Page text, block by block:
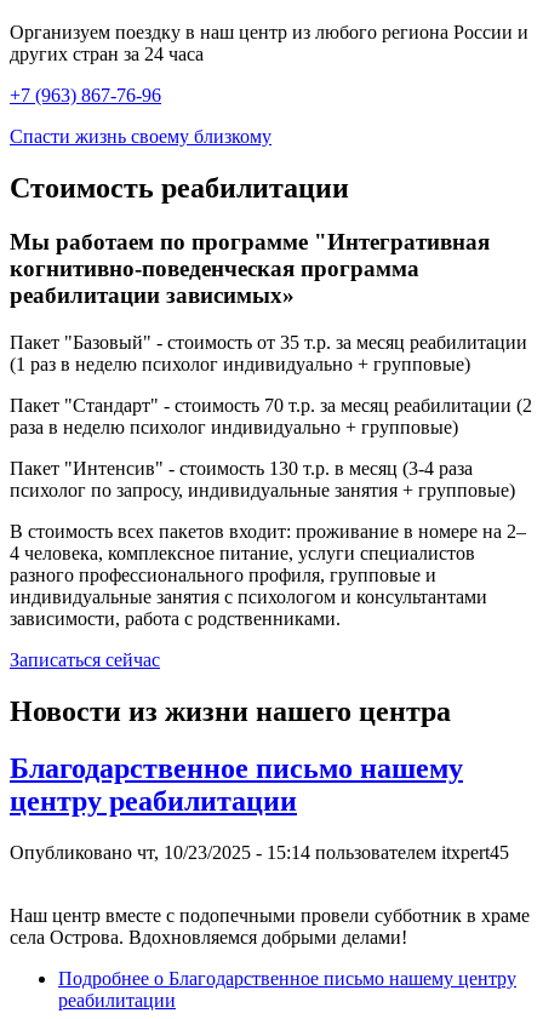
Организуем поездку в наш центр из любого региона России и
других стран за 24 часа
+7 (963) 867-76-96
Спасти жизнь своему близкому
Стоимость реабилитации
Мы работаем по программе "Интегративная
когнитивно-поведенческая программа
реабилитации зависимых»
Пакет "Базовый" - стоимость от 35 т.р. за месяц реабилитации
(1 раз в неделю психолог индивидуально + групповые)
Пакет "Стандарт" - стоимость 70 т.р. за месяц реабилитации (2
раза в неделю психолог индивидуально + групповые)
Пакет "Интенсив" - стоимость 130 т.р. в месяц (3-4 раза
психолог по запросу, индивидуальные занятия + групповые)
В стоимость всех пакетов входит: проживание в номере на 2–
4 человека, комплексное питание, услуги специалистов
разного профессионального профиля, групповые и
индивидуальные занятия с психологом и консультантами
зависимости, работа с родственниками.
Записаться сейчас
Новости из жизни нашего центра
Благодарственное письмо нашему
центру реабилитации
Опубликовано чт, 10/23/2025 - 15:14 пользователем itxpert45
Наш центр вместе с подопечными провели субботник в храме
села Острова. Вдохновляемся добрыми делами!
Подробнее о Благодарственное письмо нашему центру
реабилитации